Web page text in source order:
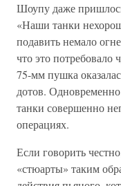
Шоупу даже
«Наши танки
подавить немало
что это потребовало
75-мм пушка
дотов.
танки совершенно
операциях.
Если говорить
«стюарты» таким